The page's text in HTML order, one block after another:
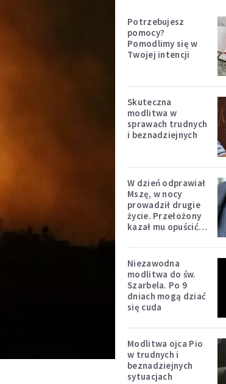
Potrzebujesz
pomocy?
Pomodlimy się w
Twojej intencji
Skuteczna
modlitwa w
sprawach trudnych
i beznadziejnych
W dzień odprawiał
Mszę, w nocy
prowadził drugie
życie. Przełożony
kazał mu opuścić
Niezawodna
modlitwa do św.
Szarbela. Po 9
dniach mogą dziać
się cuda
Modlitwa ojca Pio
w trudnych i
beznadziejnych
sytuacjach